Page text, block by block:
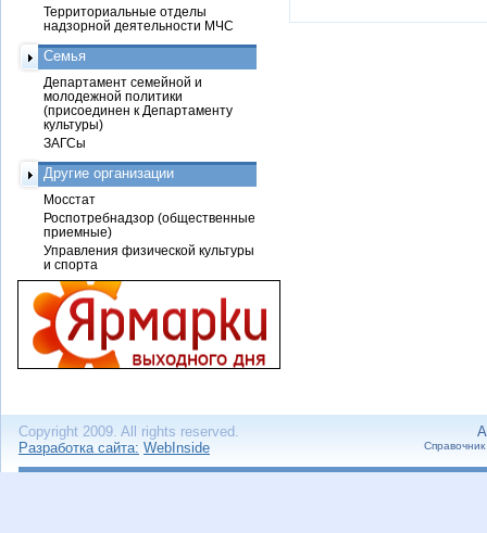
Территориальные отделы
надзорной деятельности МЧС
Семья
Департамент семейной и
молодежной политики
(присоединен к Департаменту
культуры)
ЗАГСы
Другие организации
Мосстат
Роспотребнадзор (общественные
приемные)
Управления физической культуры
и спорта
Copyright 2009. All rights reserved.
Разработка сайта: WebInside